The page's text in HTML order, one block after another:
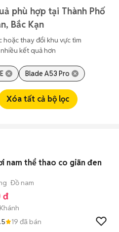
phù hợp tại Thành Phố
Bắc Kạn
hoặc thay đổi khu vực tìm
kết quả hơn
Blade A53 Pro
Xóa tất cả bộ lọc
nam thể thao co giãn đen
Đồ nam
đ
19 đã bán